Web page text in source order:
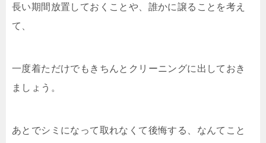
長い期間放置しておくことや、誰かに譲ることを考え
て、
一度着ただけでもきちんとクリーニングに出しておき
ましょう。
あとでシミになって取れなくて後悔する、なんてこと